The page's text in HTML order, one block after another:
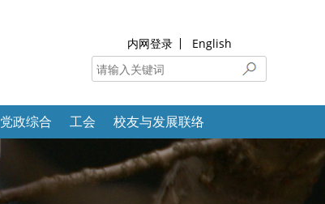
内网登录 English
党政综合 工会 校友与发展联络